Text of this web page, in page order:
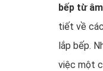
bếp từ
tiết về
lắp bếp.
việc một